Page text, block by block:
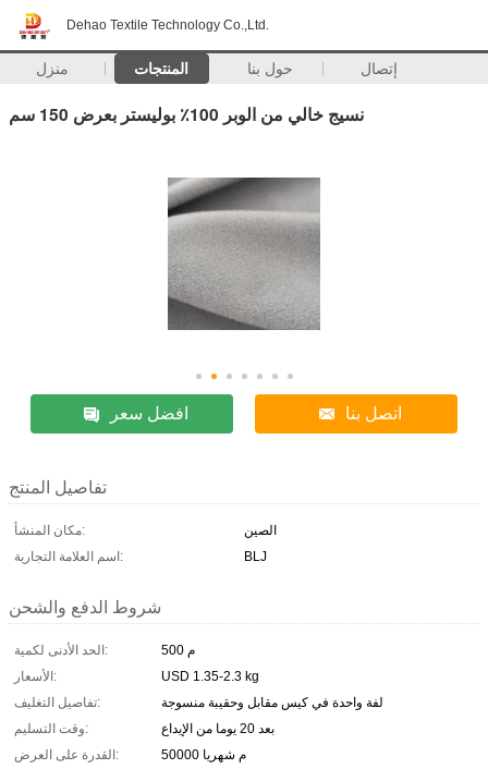
Dehao Textile Technology Co.,Ltd.
منزل المنتجات حول بنا إتصال
نسيج خالي من الوبر 100٪ بوليستر بعرض 150 سم
افضل سعر اتصل بنا
تفاصيل المنتج
مكان المنشأ:
الصين
اسم العلامة التجارية:
BLJ
شروط الدفع والشحن
الحد الأدنى لكمية:
500 م
الأسعار:
USD 1.35-2.3 kg
تفاصيل التغليف:
لفة واحدة في كيس مقابل وحقيبة منسوجة
وقت التسليم:
بعد 20 يوما من الإيداع
القدرة على العرض:
50000 م شهريا